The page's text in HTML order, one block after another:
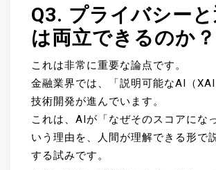
Q3. プライバシー
は両立できるのか？
これは非常に重要な論点です。
金融業界では、「説明可能なAI（XAI
技術開発が進んでいます。
これは、AIが「なぜそのスコアにな
いう理由を、人間が理解できる形で
する試みです。